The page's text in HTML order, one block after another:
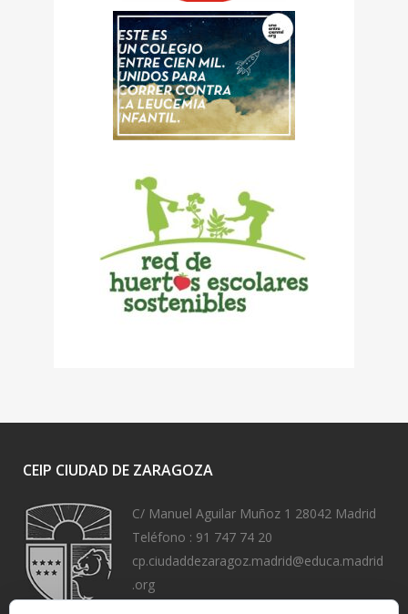
CEIP CIUDAD DE ZARAGOZA
C/ Manuel Aguilar Muñoz 1 28042 Madrid
Teléfono : 91 747 74 20
cp.ciudaddezaragoz.madrid@educa.madrid
.org